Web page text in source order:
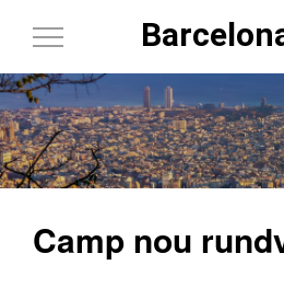
Toggle
Camp nou